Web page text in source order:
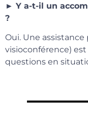
► Y a-t-il un
?
Oui. Une
visioconférence)
questions en